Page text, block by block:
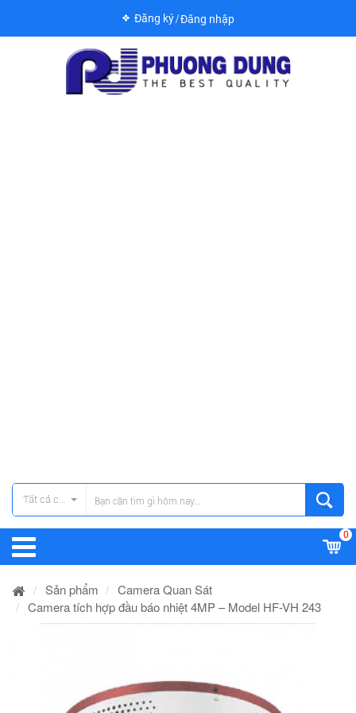
Đăng ký Đăng nhập
Tất cả các danh mục
0
Sản phẩm
Camera Quan Sát
Camera tích hợp đầu báo nhiệt 4MP – Model HF-VH 243